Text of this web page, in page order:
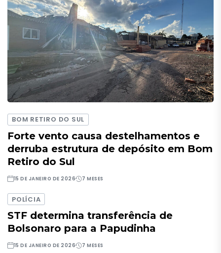
BOM RETIRO DO SUL
Forte vento causa destelhamentos e
derruba estrutura de depósito em Bom
Retiro do Sul
15 DE JANEIRO DE 2026 7 MESES
POLÍCIA
STF determina transferência de
Bolsonaro para a Papudinha
15 DE JANEIRO DE 2026 7 MESES